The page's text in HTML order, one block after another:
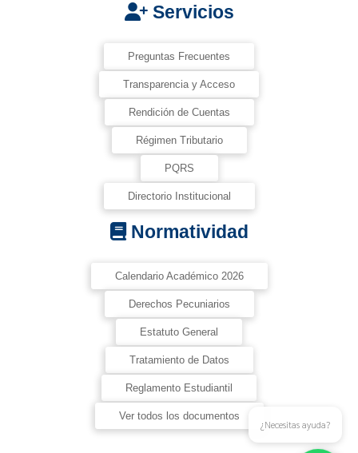
Servicios
Preguntas Frecuentes
Transparencia y Acceso
Rendición de Cuentas
Régimen Tributario
PQRS
Directorio Institucional
Normatividad
Calendario Académico 2026
Derechos Pecuniarios
Estatuto General
Tratamiento de Datos
Reglamento Estudiantil
Ver todos los documentos
¿Necesitas ayuda?